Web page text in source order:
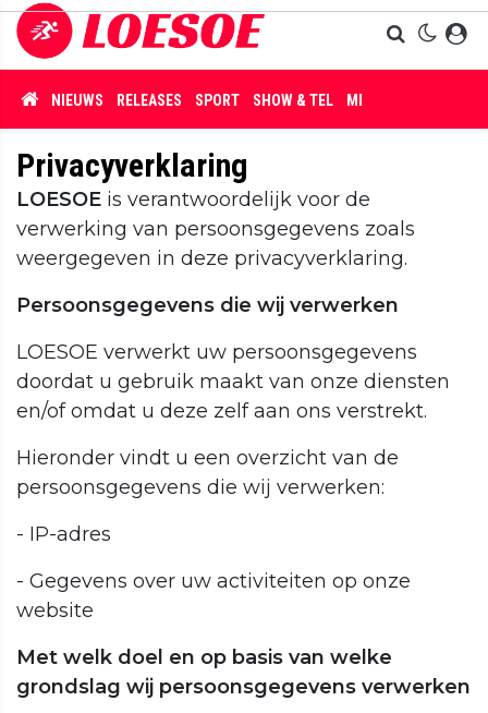
NIEUWS RELEASES SPORT SHOW & TEL MISDAAD
Privacyverklaring
LOESOE is verantwoordelijk voor de
verwerking van persoonsgegevens zoals
weergegeven in deze privacyverklaring.
Persoonsgegevens die wij verwerken
LOESOE verwerkt uw persoonsgegevens
doordat u gebruik maakt van onze diensten
en/of omdat u deze zelf aan ons verstrekt.
Hieronder vindt u een overzicht van de
persoonsgegevens die wij verwerken:
- IP-adres
- Gegevens over uw activiteiten op onze
website
Met welk doel en op basis van welke
grondslag wij persoonsgegevens verwerken